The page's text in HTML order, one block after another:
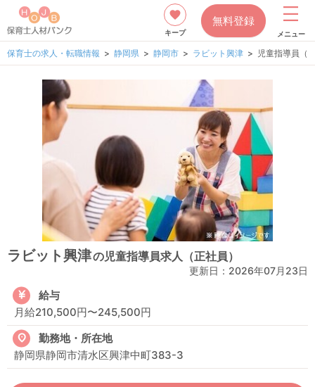
キープ
無料登録
メニュー
保育士の求人・転職情報 静岡県 静岡市 ラビット興津 児童指導員（
ラビット興津の児童指導員求人（正社員）
更新日： 2026年07月23日
給与
月給210,500円〜245,500円
勤務地・所在地
静岡県静岡市清水区興津中町383-3